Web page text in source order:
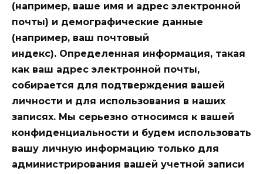
(например, ваше имя и адрес электронной
почты) и демографические данные
(например, ваш почтовый
индекс). Определенная информация, такая
как ваш адрес электронной почты,
собирается для подтверждения вашей
личности и для использования в наших
записях. Мы серьезно относимся к вашей
конфиденциальности и будем использовать
вашу личную информацию только для
администрирования вашей учетной записи